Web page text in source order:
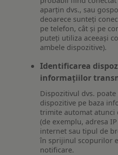
aparțin dvs., sau
deoarece sunteți
pe telefon, cât și pe
puteți utiliza aceeași
ambele dispozitive).
Identificarea
informațiilor
Dispozitivul dvs.
dispozitive pe baza
trimite automat atunci
(de exemplu, adresa
internet sau tipul de
în sprijinul scopurilor
notificare.